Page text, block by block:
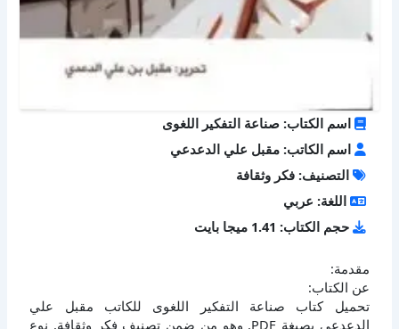
اسم الكتاب: صناعة التفكير اللغوى
اسم الكاتب: مقبل علي الدعدعي
التصنيف: فكر وثقافة
اللغة: عربي
حجم الكتاب: 1.41 ميجا بايت
مقدمة:
عن الكتاب:
تحميل كتاب صناعة التفكير اللغوى للكاتب مقبل علي
الدعدعي بصيغة PDF, وهو من ضمن تصنيف فكر وثقافة, نوع